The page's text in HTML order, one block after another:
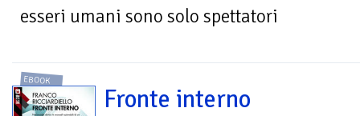
esseri umani sono solo spettatori
EBOOK
Fronte interno